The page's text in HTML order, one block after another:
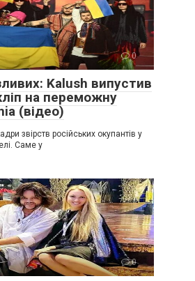
0
Kalush випустив
на переможну
(відео)
звірств російських окупантів у
Саме у
0